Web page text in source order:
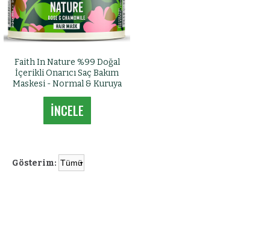
Faith In Nature %99 Doğal
İçerikli Onarıcı Saç Bakım
Maskesi - Normal & Kuruya
Dönük Saçlar İçin Gül &
Papatya
İNCELE
Gösterim: